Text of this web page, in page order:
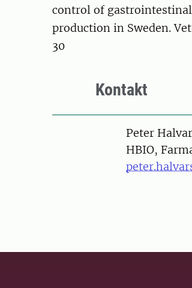
control of
production in Sweden.
30
Kontakt
PersonPeter
HBIO,